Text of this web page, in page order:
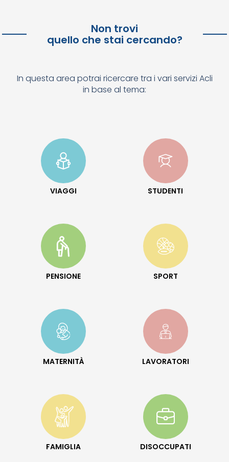
Non trovi
quello che stai cercando?
In questa area potrai ricercare tra i vari servizi Acli
in base al tema:
VIAGGI STUDENTI
PENSIONE SPORT
MATERNITÀ LAVORATORI
FAMIGLIA DISOCCUPATI